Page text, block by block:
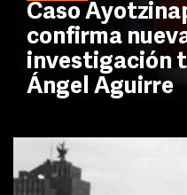
Caso
confirma
investigación
Ángel Aguirre